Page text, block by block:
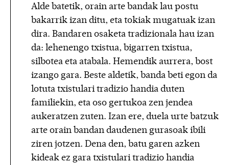
Alde batetik, orain arte bandak lau postu
bakarrik izan ditu, eta tokiak mugatuak izan
dira. Bandaren osaketa tradizionala hau izan
da: lehenengo txistua, bigarren txistua,
silbotea eta atabala. Hemendik aurrera, bost
izango gara. Beste aldetik, banda beti egon da
lotuta txistulari tradizio handia duten
familiekin, eta oso gertukoa zen jendea
aukeratzen zuten. Izan ere, duela urte batzuk
arte orain bandan daudenen gurasoak ibili
ziren jotzen. Dena den, batu garen azken
kideak ez gara txistulari tradizio handia